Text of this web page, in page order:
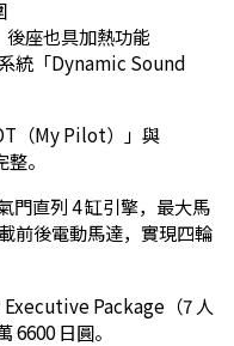
座也具加熱功能
統「Dynamic Sound
（My Pilot）」與
。
門直列 4 缸引擎，最大馬
前後電動馬達，實現四輪
Package（7 人
6600 日圓。